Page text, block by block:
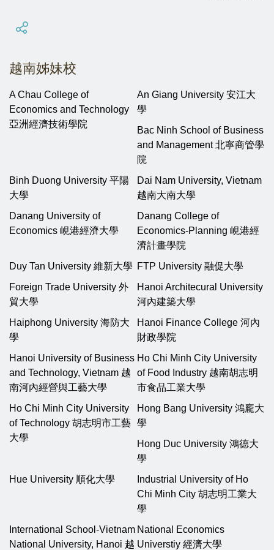
越南姊妹校
A Chau College of
Economics and Technology
亞洲經濟技術學院
An Giang University 安江大
學
Bac Ninh School of Business
and Management 北寧商管學
院
Binh Duong University 平陽
大學
Dai Nam University, Vietnam
越南大南大學
Danang University of
Economics 峴港經濟大學
Danang College of
Economics-Planning 峴港經
濟計畫學院
Duy Tan University 維新大學 FTP University 融促大學
Foreign Trade University 外
貿大學
Hanoi Architecural University
河內建築大學
Haiphong University 海防大
學
Hanoi Finance College 河內
財政學院
Hanoi University of Business
and Technology, Vietnam 越
南河內經營與工藝大學
Ho Chi Minh City University
of Food Industry 越南胡志明
市食品工業大學
Ho Chi Minh City University
of Technology 胡志明市工藝
大學
Hong Bang University 鴻龐大
學
Hong Duc University 鴻德大
學
Hue University 順化大學
Industrial University of Ho
Chi Minh City 胡志明工業大
學
International School-Vietnam
National University, Hanoi 越
National Economics
Universtiy 經濟大學